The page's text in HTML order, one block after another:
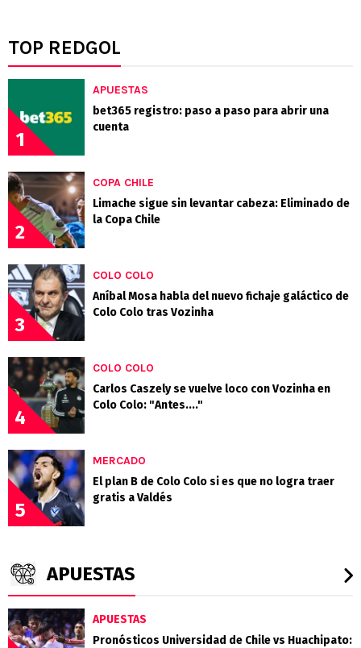
TOP REDGOL
1
APUESTAS
bet365 registro: paso a paso para abrir una
cuenta
2
COPA CHILE
Limache sigue sin levantar cabeza: Eliminado de
la Copa Chile
3
COLO COLO
Aníbal Mosa habla del nuevo fichaje galáctico de
Colo Colo tras Vozinha
4
COLO COLO
Carlos Caszely se vuelve loco con Vozinha en
Colo Colo: "Antes...."
5
MERCADO
El plan B de Colo Colo si es que no logra traer
gratis a Valdés
APUESTAS
APUESTAS
Pronósticos Universidad de Chile vs Huachipato: